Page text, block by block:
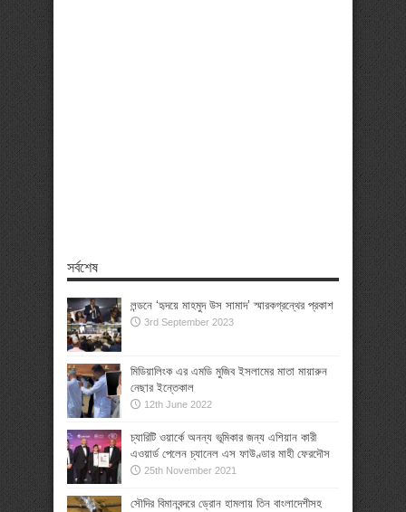
সর্বশেষ
লন্ডনে ‘হৃদয়ে মাহমুদ উস সামাদ’ স্মারকগ্রন্থের প্রকাশ
3rd September 2023
মিডিয়ালিংক এর এমডি মুজিব ইসলামের মাতা মায়ারুন
নেছার ইন্তেকাল
12th June 2022
চ্যারিটি ওয়ার্কে অনন্য ভূমিকার জন্য এশিয়ান কারী
এওয়ার্ড পেলেন চ্যানেল এস ফাউণ্ডার মাহী ফেরদৌস
25th November 2021
সৌদির বিমানবন্দরে ড্রোন হামলায় তিন বাংলাদেশীসহ